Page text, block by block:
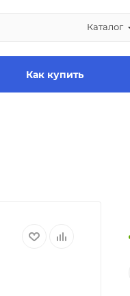
Каталог
Как купить